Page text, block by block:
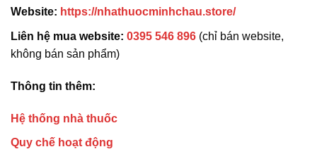
Website: https://nhathuocminhchau.store/
Liên hệ mua website: 0395 546 896 (chỉ bán website,
không bán sản phẩm)
Thông tin thêm:
Hệ thống nhà thuốc
Quy chế hoạt động